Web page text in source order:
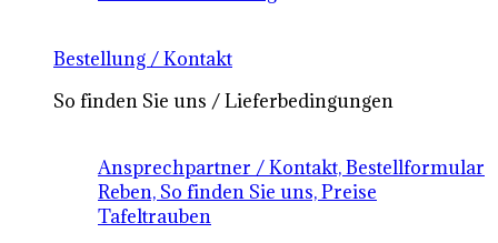
Bestellung / Kontakt
So finden Sie uns / Lieferbedingungen
Ansprechpartner / Kontakt, Bestellformular
Reben, So finden Sie uns, Preise
Tafeltrauben